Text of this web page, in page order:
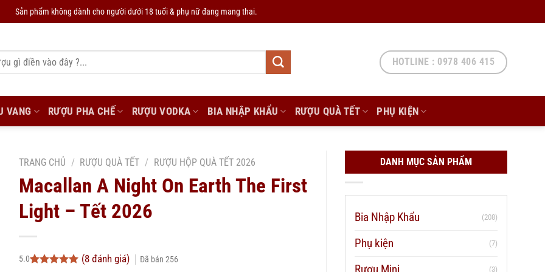
Sản phẩm không dành cho người dưới 18 tuổi & phụ nữ đang mang thai.
HOTLINE : 0978 406 415
VANG RƯỢU PHA CHẾ RƯỢU VODKA BIA NHẬP KHẨU RƯỢU QUÀ TẾT PHỤ KIỆN
TRANG CHỦ / RƯỢU QUÀ TẾT / RƯỢU HỘP QUÀ TẾT 2026
Macallan A Night On Earth The First
Light – Tết 2026
5.0
(8đánh giá) Đã bán 256
DANH MỤC SẢN PHẨM
Bia Nhập Khẩu (208)
Phụ kiện (7)
Rượu Mini (3)